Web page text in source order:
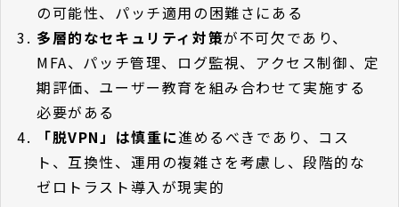
の可能性、パッチ適用の困難さにある
多層的なセキュリティ対策が不可欠であり、
MFA、パッチ管理、ログ監視、アクセス制御、定
期評価、ユーザー教育を組み合わせて実施する
必要がある
「脱VPN」は慎重に進めるべきであり、コス
ト、互換性、運用の複雑さを考慮し、段階的な
ゼロトラスト導入が現実的